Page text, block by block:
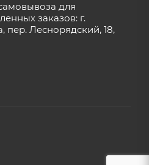
для
заказов: г.
пер. Леснорядский, 18,